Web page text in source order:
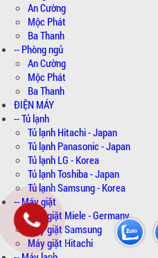
An Cường
Mộc Phát
Ba Thanh
-- Phòng ngủ
An Cường
Mộc Phát
Ba Thanh
ĐIỆN MÁY
-- Tủ lạnh
Tủ lạnh Hitachi - Japan
Tủ lạnh Panasonic - Japan
Tủ lạnh LG - Korea
Tủ lạnh Toshiba - Japan
Tủ lạnh Samsung - Korea
-- Máy giặt
Máy giặt Miele - Germany
Máy giặt Samsung
Máy giặt Hitachi